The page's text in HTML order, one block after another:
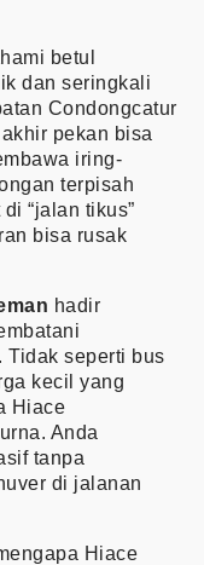
betul
dan seringkali
Condongcatur
pekan bisa
iring-
terpisah
“jalan tikus”
bisa rusak
hadir
Tidak seperti bus
kecil yang
Hiace
Anda
tanpa
di jalanan
Hiace